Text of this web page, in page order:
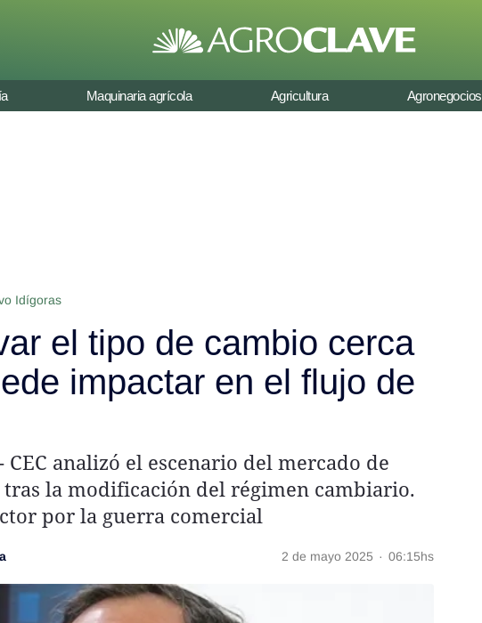
Maquinaria agrícola Agricultura Agronegocios
Idígoras
el tipo de cambio cerca
impactar en el flujo de
analizó el escenario del mercado de
la modificación del régimen cambiario.
por la guerra comercial
2 de mayo 2025 · 06:15hs